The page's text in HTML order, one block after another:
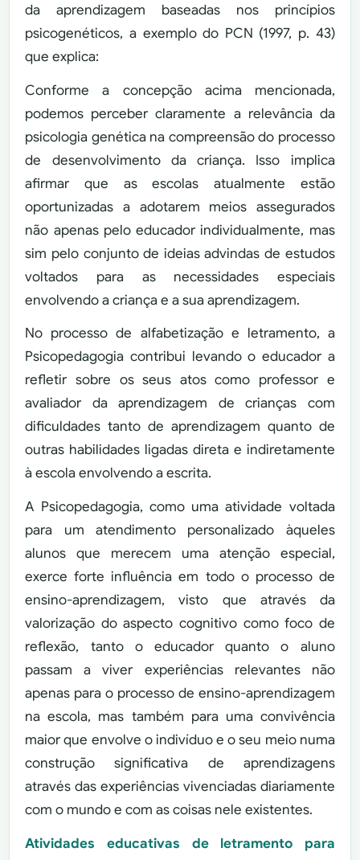
da aprendizagem baseadas nos princípios
psicogenéticos, a exemplo do PCN (1997, p. 43)
que explica:
Conforme a concepção acima mencionada,
podemos perceber claramente a relevância da
psicologia genética na compreensão do processo
de desenvolvimento da criança. Isso implica
afirmar que as escolas atualmente estão
oportunizadas a adotarem meios assegurados
não apenas pelo educador individualmente, mas
sim pelo conjunto de ideias advindas de estudos
voltados para as necessidades especiais
envolvendo a criança e a sua aprendizagem.
No processo de alfabetização e letramento, a
Psicopedagogia contribui levando o educador a
refletir sobre os seus atos como professor e
avaliador da aprendizagem de crianças com
dificuldades tanto de aprendizagem quanto de
outras habilidades ligadas direta e indiretamente
à escola envolvendo a escrita.
A Psicopedagogia, como uma atividade voltada
para um atendimento personalizado àqueles
alunos que merecem uma atenção especial,
exerce forte influência em todo o processo de
ensino-aprendizagem, visto que através da
valorização do aspecto cognitivo como foco de
reflexão, tanto o educador quanto o aluno
passam a viver experiências relevantes não
apenas para o processo de ensino-aprendizagem
na escola, mas também para uma convivência
maior que envolve o indivíduo e o seu meio numa
construção significativa de aprendizagens
através das experiências vivenciadas diariamente
com o mundo e com as coisas nele existentes.
Atividades educativas de letramento para